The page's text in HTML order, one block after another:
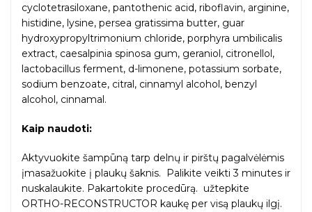
cyclotetrasiloxane, pantothenic acid, riboflavin, arginine,
histidine, lysine, persea gratissima butter, guar
hydroxypropyltrimonium chloride, porphyra umbilicalis
extract, caesalpinia spinosa gum, geraniol, citronellol,
lactobacillus ferment, d-limonene, potassium sorbate,
sodium benzoate, citral, cinnamyl alcohol, benzyl
alcohol, cinnamal.
Kaip naudoti:
Aktyvuokite šampūną tarp delnų ir pirštų pagalvėlėmis
įmasažuokite į plaukų šaknis. Palikite veikti 3 minutes ir
nuskalaukite. Pakartokite procedūrą. užtepkite
ORTHO-RECONSTRUCTOR kaukę per visą plaukų ilgį.